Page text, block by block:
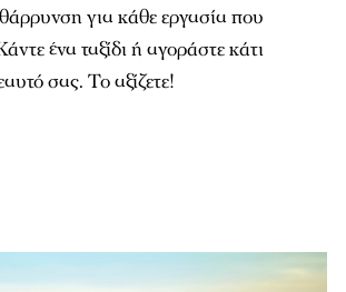
για κάθε εργασία που
ένα ταξίδι ή αγοράστε κάτι
σας. Το αξίζετε!